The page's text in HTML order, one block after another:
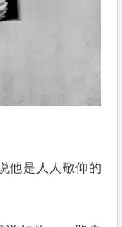
他是人人敬仰的